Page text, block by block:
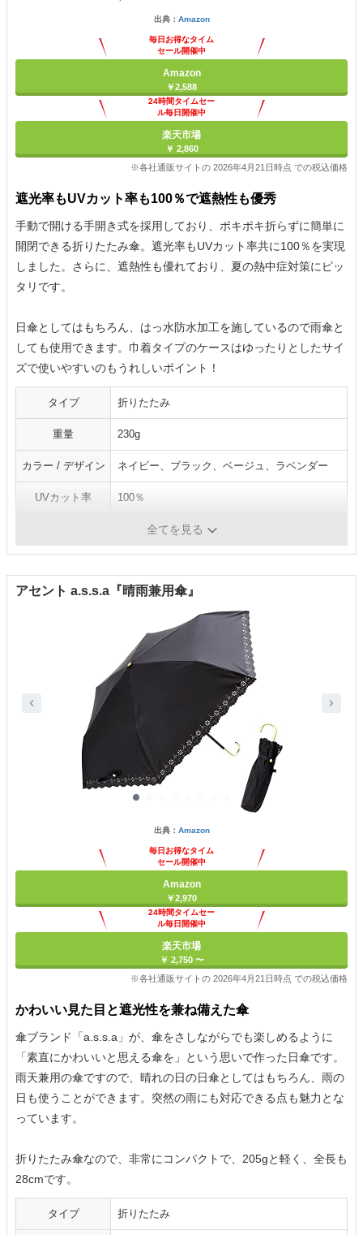
出典： Amazon
毎日お得なタイム
セール開催中
Amazon
￥2,588
24時間タイムセー
ル毎日開催中
楽天市場
￥ 2,860
※各社通販サイトの 2026年4月21日時点 での税込価格
遮光率もUVカット率も100％で遮熱性も優秀
手動で開ける手開き式を採用しており、ポキポキ折らずに簡単に
開閉できる折りたたみ傘。遮光率もUVカット率共に100％を実現
しました。さらに、遮熱性も優れており、夏の熱中症対策にピッ
タリです。
日傘としてはもちろん、はっ水防水加工を施しているので雨傘と
しても使用できます。巾着タイプのケースはゆったりとしたサイ
ズで使いやすいのもうれしいポイント！
タイプ 折りたたみ
重量 230g
カラー / デザイン ネイビー、ブラック、ベージュ、ラベンダー
UVカット率 100％
全てを見る
アセント a.s.s.a『晴雨兼用傘』
出典： Amazon
毎日お得なタイム
セール開催中
Amazon
￥2,970
24時間タイムセー
ル毎日開催中
楽天市場
￥ 2,750 〜
※各社通販サイトの 2026年4月21日時点 での税込価格
かわいい見た目と遮光性を兼ね備えた傘
傘ブランド「a.s.s.a」が、傘をさしながらでも楽しめるように
「素直にかわいいと思える傘を」という思いで作った日傘です。
雨天兼用の傘ですので、晴れの日の日傘としてはもちろん、雨の
日も使うことができます。突然の雨にも対応できる点も魅力とな
っています。
折りたたみ傘なので、非常にコンパクトで、205gと軽く、全長も
28cmです。
タイプ 折りたたみ